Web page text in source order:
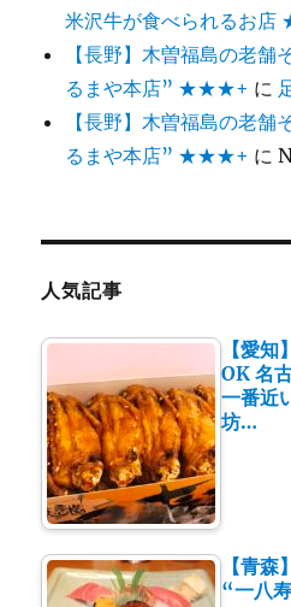
米沢牛が食べられるお
【長野】木曽福島の老舗
るまや本店” ★★★+ に
【長野】木曽福島の老舗
るまや本店” ★★★+ に
人気記事
【愛
OK 名
一番近
坊…
【青
“一八